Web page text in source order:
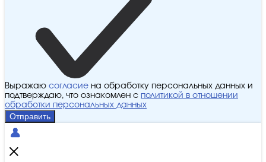
Выражаю согласие на обработку персональных данных и
подтверждаю, что ознакомлен с политикой в отношении
обработки персональных данных
Отправить